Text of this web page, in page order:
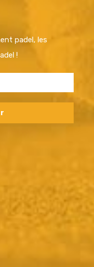
padel, les
!